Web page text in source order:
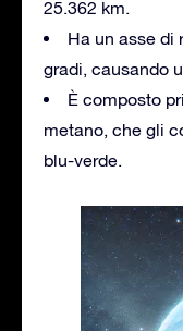
25.362 km.
Ha un asse di
gradi, causando
È composto
metano, che gli
blu-verde.